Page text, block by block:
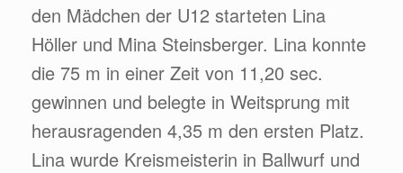
den Mädchen der U12 starteten Lina
Höller und Mina Steinsberger. Lina konnte
die 75 m in einer Zeit von 11,20 sec.
gewinnen und belegte in Weitsprung mit
herausragenden 4,35 m den ersten Platz.
Lina wurde Kreismeisterin in Ballwurf und